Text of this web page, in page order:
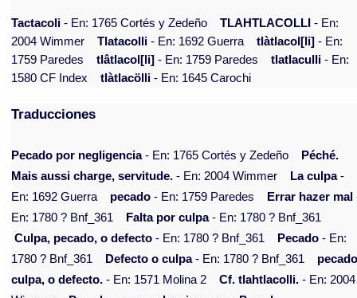
Tactacoli - En: 1765 Cortés y Zedeño TLAHTLACOLLI - En:
2004 Wimmer
Tlatacolli - En: 1692 Guerra tlàtlacol[li] - En:
1759 Paredes
tlâtlacol[li] - En: 1759 Paredes tlatlaculli - En:
1580 CF Index
tlàtlacölli - En: 1645 Carochi
Traducciones
Pecado por negligencia- En: 1765 Cortés y Zedeño
Péché.
Mais aussi charge, servitude. - En: 2004 Wimmer La culpa-
En: 1692 Guerra
pecado - En: 1759 Paredes Errar hazer mal
En: 1780 ? Bnf_361
Falta por culpa- En: 1780 ? Bnf_361
Culpa, pecado, o defecto - En: 1780 ? Bnf_361 Pecado - En:
1780 ? Bnf_361
Defecto o culpa- En: 1780 ? Bnf_361
culpa, o defecto. - En: 1571 Molina 2 Cf. tlahtlacolli. - En: 2004